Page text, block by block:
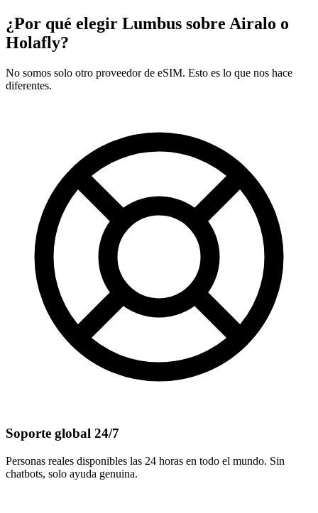
¿Por qué elegir Lumbus sobre Airalo o
Holafly?
No somos solo otro proveedor de eSIM. Esto es lo que nos hace
diferentes.
Soporte global 24/7
Personas reales disponibles las 24 horas en todo el mundo. Sin
chatbots, solo ayuda genuina.